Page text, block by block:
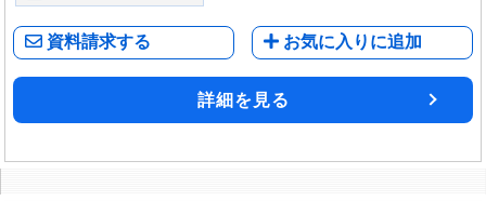
資料請求する お気に入りに追加
詳細を見る